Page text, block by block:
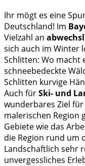
Ihr mögt es eine
Deutschland! Im
Vielzahl an
sich auch im Winter
Schlitten: Wo macht
schneebedeckte
Schlitten kurvige
Auch fürSki- und
wunderbares Ziel
malerischen Region
Gebiete wie das
die Region rund um
Landschaftlich sehr
unvergessliches